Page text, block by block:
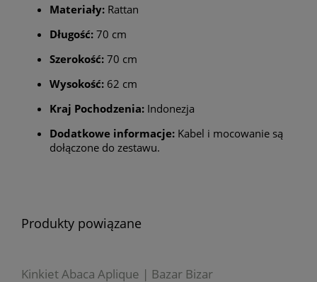
Materiały: Rattan
Długość: 70 cm
Szerokość: 70 cm
Wysokość: 62 cm
Kraj Pochodzenia: Indonezja
Dodatkowe informacje: Kabel i mocowanie są
dołączone do zestawu.
Produkty powiązane
Kinkiet Abaca Aplique | Bazar Bizar